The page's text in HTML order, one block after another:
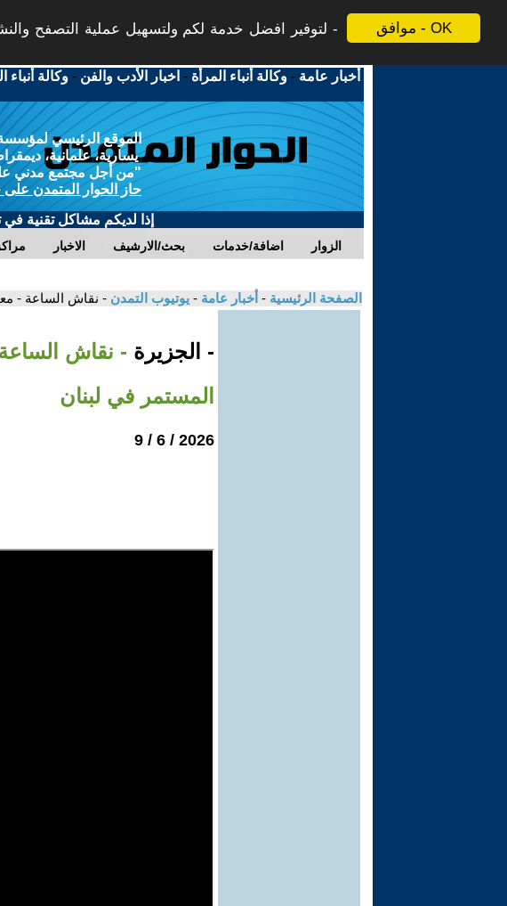
موافق - OK
لتوفير افضل خدمة لكم ولتسهيل عملية التصفح
أخبار عامة -وكالة أنباء المرأة - اخبار الأدب والفن -وكالة أنباء
الموقع الرئيسي
يسارية، علمانية،
"من أجل مجتمع مدني
حاز الحوار المتمدن على
إذا لديكم مشاكل تقنية في
الاخبار بحث/الارشيف اضافة/خدمات الزوار
الصفحة الرئيسية - أخبار عامة - يوتيوب التمدن - نقاش الساعة -
- الجزيرة - نقاش الساعة
المستمر في لبنان
2026 / 6 / 9